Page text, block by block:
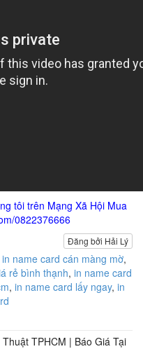
tôi trên Mạng Xã Hội Mua
0822376666
Đăng bởi Hải Lý
in name card cán màng mờ,
rẻ bình thạnh, in name card
, in name card lấy ngay, in
TPHCM | Báo Giá Tại